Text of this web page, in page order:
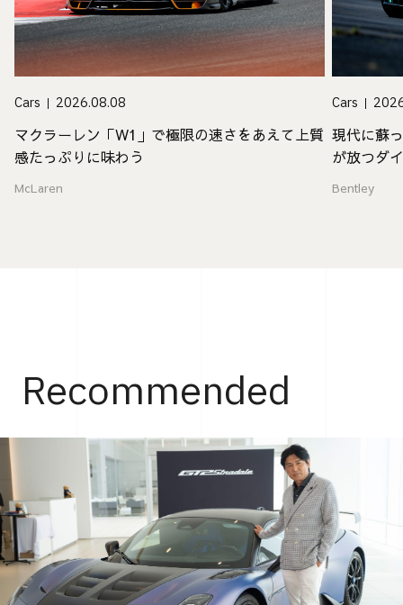
Cars 2026.08.08
マクラーレン「W1」で極限の速さをあえて上質
感たっぷりに味わう
McLaren
Cars
現代に蘇
が放つダ
Bentley
Recommended